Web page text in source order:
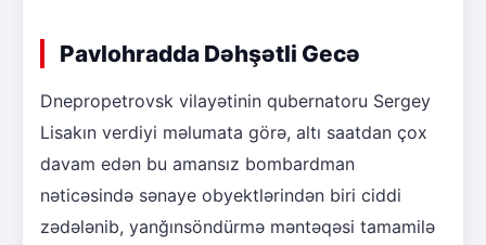
Pavlohradda Dəhşətli Gecə
Dnepropetrovsk vilayətinin qubernatoru Sergey
Lisakın verdiyi məlumata görə, altı saatdan çox
davam edən bu amansız bombardman
nəticəsində sənaye obyektlərindən biri ciddi
zədələnib, yanğınsöndürmə məntəqəsi tamamilə